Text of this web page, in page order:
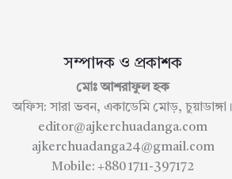
সম্পাদক ও প্রকাশক
মোঃ আশরাফুল হক
অফিস: সারা ভবন, একাডেমি মোড়, চুয়াডাঙ্গা।
editor@ajkerchuadanga.com
ajkerchuadanga24@gmail.com
Mobile: +880 1711-397172